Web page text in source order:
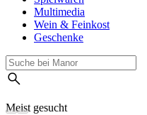
Multimedia
Wein & Feinkost
Geschenke
Meist gesucht